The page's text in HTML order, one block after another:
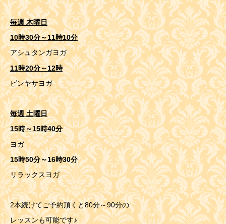
毎週 木曜日
10時30分～11時10分
アシュタンガヨガ
11時20分～12時
ビンヤサヨガ
毎週 土曜日
15時～15時40分
ヨガ
15時50分～16時30分
リラックスヨガ
2本続けてご予約頂くと80分～90分の
レッスンも可能です♪